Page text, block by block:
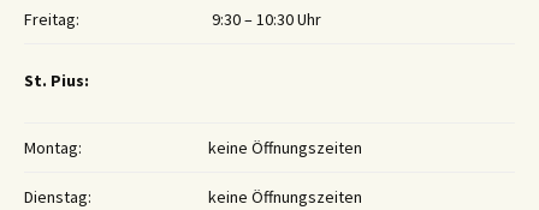
Freitag: 9:30 – 10:30 Uhr
St. Pius:
Montag: keine Öffnungszeiten
Dienstag: keine Öffnungszeiten